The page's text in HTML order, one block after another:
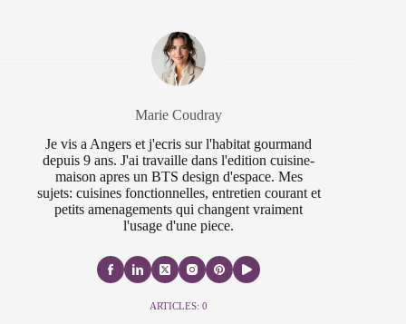
Marie Coudray
Je vis a Angers et j'ecris sur l'habitat gourmand
depuis 9 ans. J'ai travaille dans l'edition cuisine-
maison apres un BTS design d'espace. Mes
sujets: cuisines fonctionnelles, entretien courant et
petits amenagements qui changent vraiment
l'usage d'une piece.
ARTICLES: 0